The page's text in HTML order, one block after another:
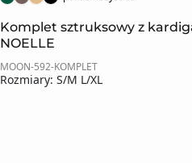
Komplet sztruksowy z
NOELLE
MOON-592-KOMPLET
Rozmiary: S/M L/XL